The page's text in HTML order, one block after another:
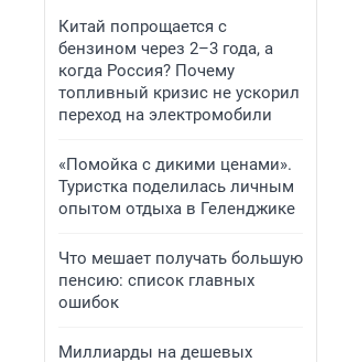
Китай попрощается с
бензином через 2–3 года, а
когда Россия? Почему
топливный кризис не ускорил
переход на электромобили
«Помойка с дикими ценами».
Туристка поделилась личным
опытом отдыха в Геленджике
Что мешает получать большую
пенсию: список главных
ошибок
Миллиарды на дешевых